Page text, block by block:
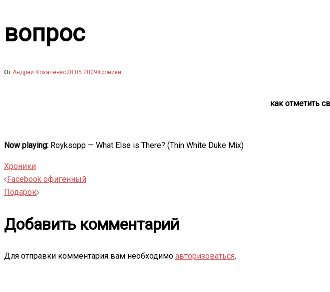
вопрос
От Андрей Козаченко28.05.2009Хроники
как отметить
Now playing: Royksopp — What Else is There? (Thin White Duke Mix)
Хроники
Навигация
Facebook офигенный
Подарок
Добавить комментарий
Для отправки комментария вам необходимо авторизоваться.